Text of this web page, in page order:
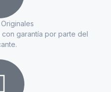
garantía por parte del